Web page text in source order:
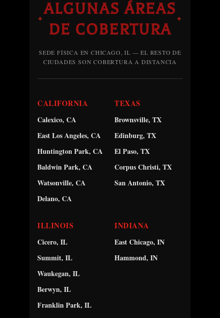
✦
ALGUNAS ÁREAS
DE COBERTURA
✦
SEDE FÍSICA EN CHICAGO, IL — EL RESTO DE
CIUDADES SON COBERTURA A DISTANCIA
CALIFORNIA
Calexico, CA
East Los Angeles, CA
Huntington Park, CA
Baldwin Park, CA
Watsonville, CA
Delano, CA
TEXAS
Brownsville, TX
Edinburg, TX
El Paso, TX
Corpus Christi, TX
San Antonio, TX
ILLINOIS
Cicero, IL
Summit, IL
Waukegan, IL
Berwyn, IL
Franklin Park, IL
INDIANA
East Chicago, IN
Hammond, IN